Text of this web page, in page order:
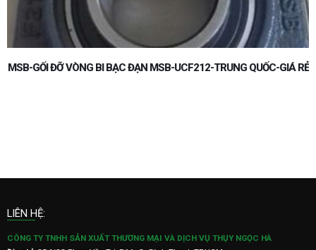
MSB-GỐI ĐỠ VÒNG BI BẠC ĐẠN MSB-UCF212-TRUNG QUỐC-GIÁ RẺ
CÔNG TY TNHH SẢN XUẤT THƯƠNG MẠI VÀ DỊCH VỤ THỤY NGỌC HÀ
Phone: 028.351.60.351-028.351.53.233 - Fax: 028.351.60.691